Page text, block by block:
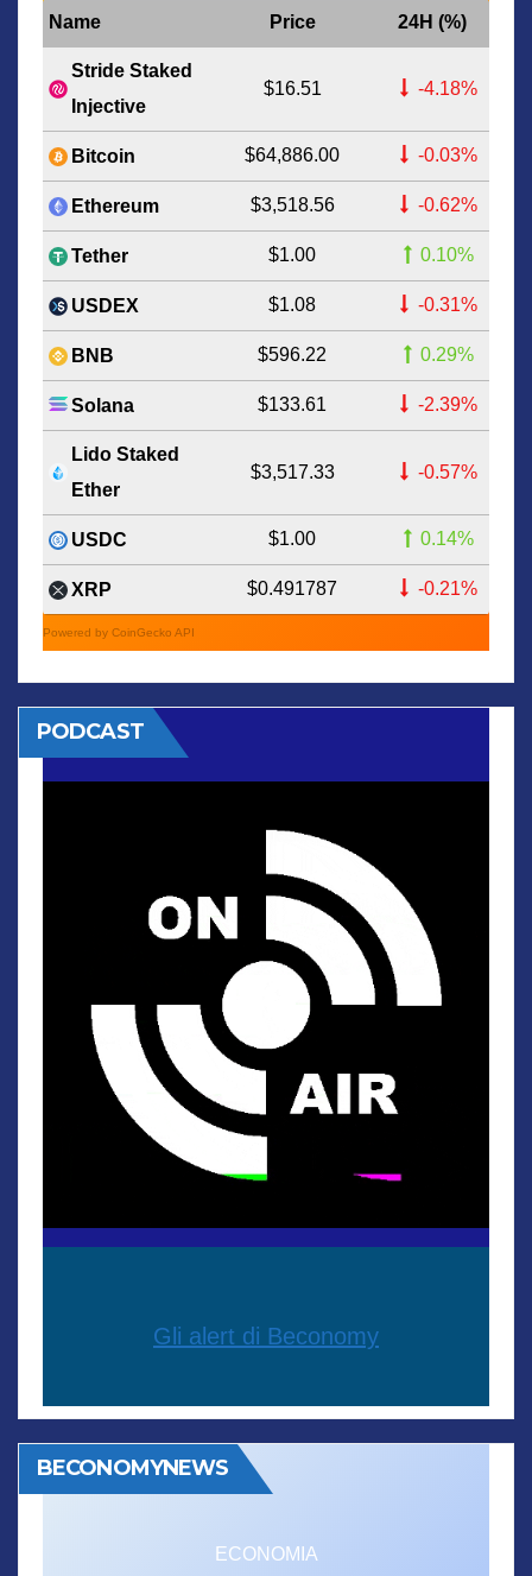
Name Price 24H (%)
Stride Staked
Injective
$16.51 -4.18%
Bitcoin $64,886.00 -0.03%
Ethereum $3,518.56 -0.62%
Tether $1.00 0.10%
USDEX $1.08 -0.31%
BNB $596.22 0.29%
Solana $133.61 -2.39%
Lido Staked
Ether
$3,517.33 -0.57%
USDC $1.00 0.14%
XRP $0.491787 -0.21%
Powered by CoinGecko API
PODCAST
Gli alert di Beconomy
BECONOMYNEWS
ECONOMIA